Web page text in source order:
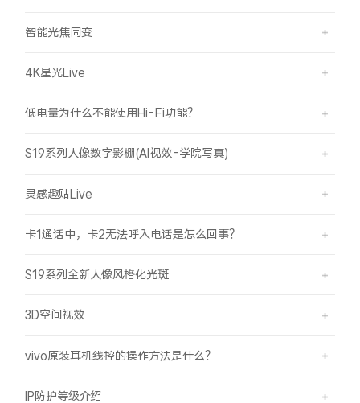
智能光焦同变
4K星光Live
低电量为什么不能使用Hi-Fi功能？
S19系列人像数字影棚(AI视效-学院写真)
灵感趣贴Live
卡1通话中，卡2无法呼入电话是怎么回事？
S19系列全新人像风格化光斑
3D空间视效
vivo原装耳机线控的操作方法是什么？
IP防护等级介绍